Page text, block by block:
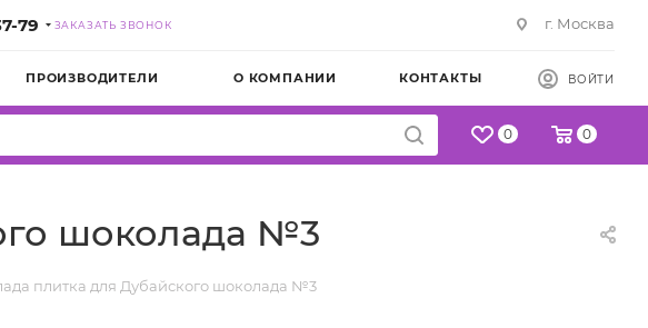
79 ЗАКАЗАТЬ ЗВОНОК г. Москва
ПРОИЗВОДИТЕЛИ О КОМПАНИИ КОНТАКТЫ ВОЙТИ
0 0
шоколада №3
плитка для Дубайского шоколада №3